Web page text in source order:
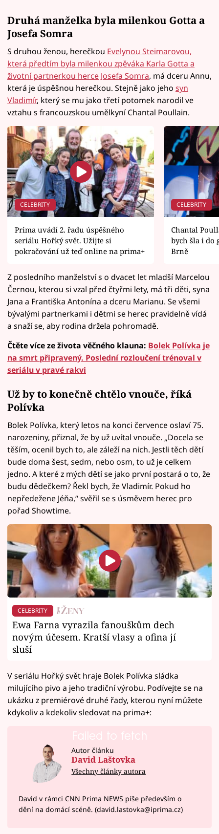
Druhá manželka byla milenkou Gotta a
Josefa Somra
S druhou ženou, herečkou Evelynou Steimarovou,
která předtím byla milenkou zpěváka Karla Gotta a
životní partnerkou herce Josefa Somra, má dceru Annu,
která je úspěšnou herečkou. Stejně jako jeho syn
Vladimír, který se mu jako třetí potomek narodil ve
vztahu s francouzskou umělkyní Chantal Poullain.
CELEBRITY
Prima uvádí 2. řadu úspěšného
seriálu Hořký svět. Užijte si
pokračování už teď online na prima+
CELEBRITY
Chantal
bych šla i do
Brně
Z posledního manželství s o dvacet let mladší Marcelou
Černou, kterou si vzal před čtyřmi lety, má tři děti, syna
Jana a Františka Antonína a dceru Marianu. Se všemi
bývalými partnerkami i dětmi se herec pravidelně vídá
a snaží se, aby rodina držela pohromadě.
Čtěte více ze života věčného klauna: Bolek Polívka je
na smrt připravený. Poslední rozloučení trénoval v
seriálu v pravé rakvi
Už by to konečně chtělo vnouče, říká
Polívka
Bolek Polívka, který letos na konci července oslaví 75.
narozeniny, přiznal, že by už uvítal vnouče. „Docela se
těším, ocenil bych to, ale záleží na nich. Jestli těch dětí
bude doma šest, sedm, nebo osm, to už je celkem
jedno. A které z mých dětí se jako první postará o to, že
budu dědečkem? Řekl bych, že Vladimír. Pokud ho
nepředežene Jéňa,“ svěřil se s úsměvem herec pro
pořad Showtime.
CELEBRITY
Ewa Farna vyrazila fanouškům dech
novým účesem. Kratší vlasy a ofina jí
sluší
V seriálu Hořký svět hraje Bolek Polívka sládka
milujícího pivo a jeho tradiční výrobu. Podívejte se na
ukázku z premiérové druhé řady, kterou nyní můžete
kdykoliv a kdekoliv sledovat na prima+:
Failed to fetch
Autor článku
David Laštovka
Všechny články autora
David v rámci CNN Prima NEWS píše především o
dění na domácí scéně. (david.lastovka@iprima.cz)